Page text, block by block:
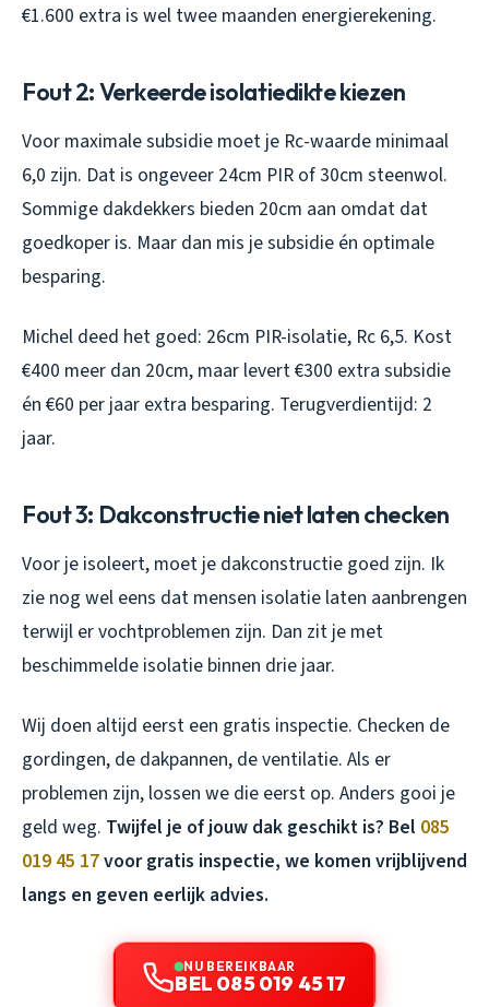
€1.600 extra is wel twee maanden energierekening.
Fout 2: Verkeerde isolatiedikte kiezen
Voor maximale subsidie moet je Rc-waarde minimaal
6,0 zijn. Dat is ongeveer 24cm PIR of 30cm steenwol.
Sommige dakdekkers bieden 20cm aan omdat dat
goedkoper is. Maar dan mis je subsidie én optimale
besparing.
Michel deed het goed: 26cm PIR-isolatie, Rc 6,5. Kost
€400 meer dan 20cm, maar levert €300 extra subsidie
én €60 per jaar extra besparing. Terugverdientijd: 2
jaar.
Fout 3: Dakconstructie niet laten checken
Voor je isoleert, moet je dakconstructie goed zijn. Ik
zie nog wel eens dat mensen isolatie laten aanbrengen
terwijl er vochtproblemen zijn. Dan zit je met
beschimmelde isolatie binnen drie jaar.
Wij doen altijd eerst een gratis inspectie. Checken de
gordingen, de dakpannen, de ventilatie. Als er
problemen zijn, lossen we die eerst op. Anders gooi je
geld weg. Twijfel je of jouw dak geschikt is? Bel 085
019 45 17voor gratis inspectie, we komen vrijblijvend
langs en geven eerlijk advies.
NU BEREIKBAAR
BEL 085 019 45 17